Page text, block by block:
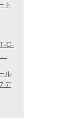
ト
C-
ル
デ